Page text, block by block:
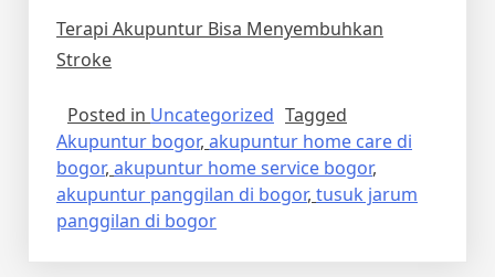
Terapi Akupuntur Bisa Menyembuhkan
Stroke
Posted in Uncategorized Tagged
Akupuntur bogor, akupuntur home care di
bogor, akupuntur home service bogor,
akupuntur panggilan di bogor, tusuk jarum
panggilan di bogor